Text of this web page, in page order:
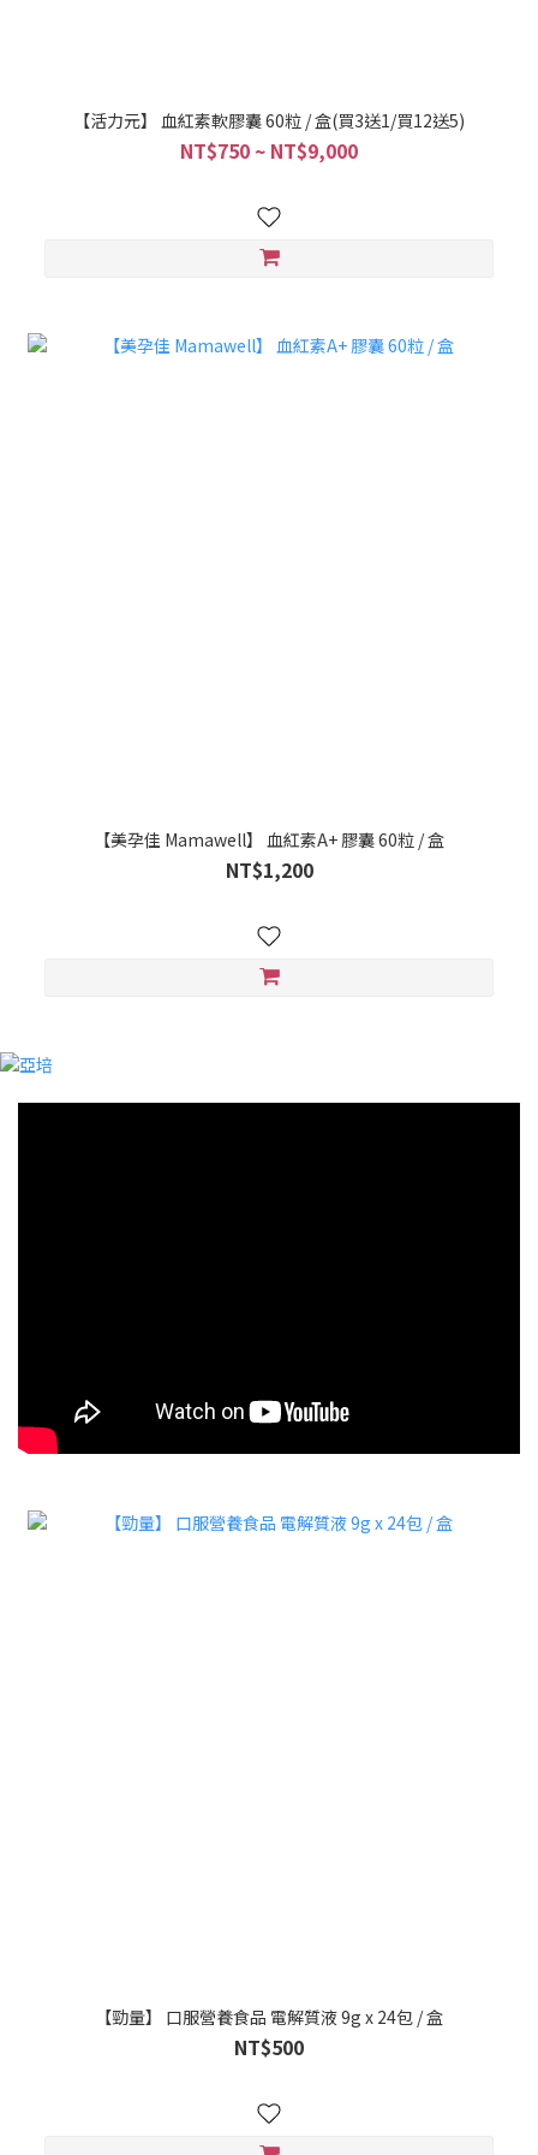
【活力元】 血紅素軟膠囊 60粒 / 盒(買3送1/買12送5)
NT$750 ~ NT$9,000
【美孕佳 Mamawell】 血紅素A+ 膠囊 60粒 / 盒
NT$1,200
【勁量】 口服營養食品 電解質液 9g x 24包 / 盒
NT$500